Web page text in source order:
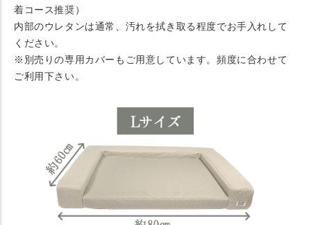
着コース推奨）
内部のウレタンは通常、汚れを拭き取る程度でお手入れして
ください。
※別売りの専用カバーもご用意しています。頻度に合わせて
ご利用下さい。